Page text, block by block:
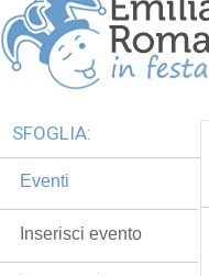
SFOGLIA:
Eventi
Inserisci evento